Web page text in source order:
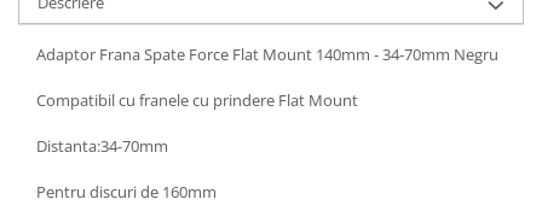
Adaptor Frana Spate Force Flat Mount 140mm - 34-70mm Negru
Compatibil cu franele cu prindere Flat Mount
Distanta:34-70mm
Pentru discuri de 160mm